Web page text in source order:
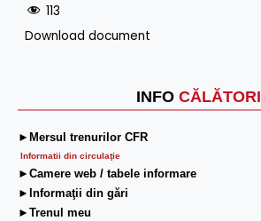
INFO CĂLĂTORI
►Mersul trenurilor CFR
Informatii din circulaţie
►Camere web / tabele informare
►Informaţii din gări
►Trenul meu
113
Download document